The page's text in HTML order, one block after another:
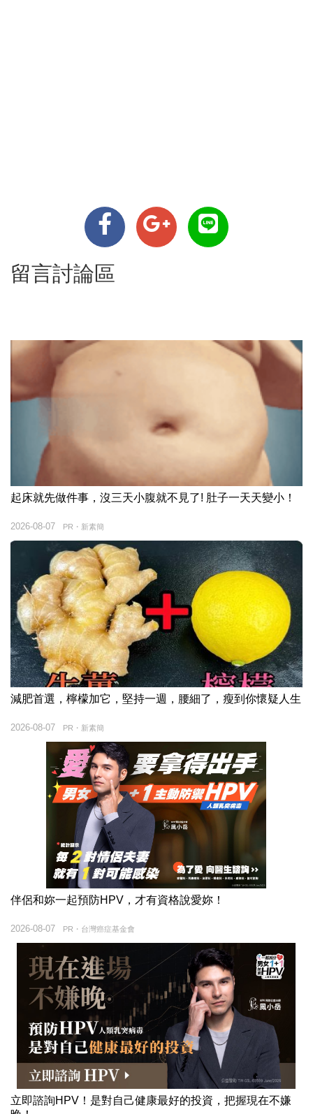
留言討論區
起床就先做件事，沒三天小腹就不見了! 肚子一天天變小！
PR・新素簡
2026-08-07
減肥首選，檸檬加它，堅持一週，腰細了，瘦到你懷疑人生
PR・新素簡
2026-08-07
伴侶和妳一起預防HPV，才有資格說愛妳！
PR・台灣癌症基金會
2026-08-07
立即諮詢HPV！是對自己健康最好的投資，把握現在不嫌